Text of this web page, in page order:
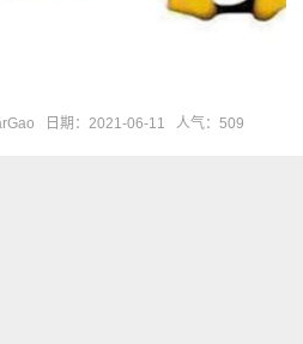
日期：2021-06-11 人气：509